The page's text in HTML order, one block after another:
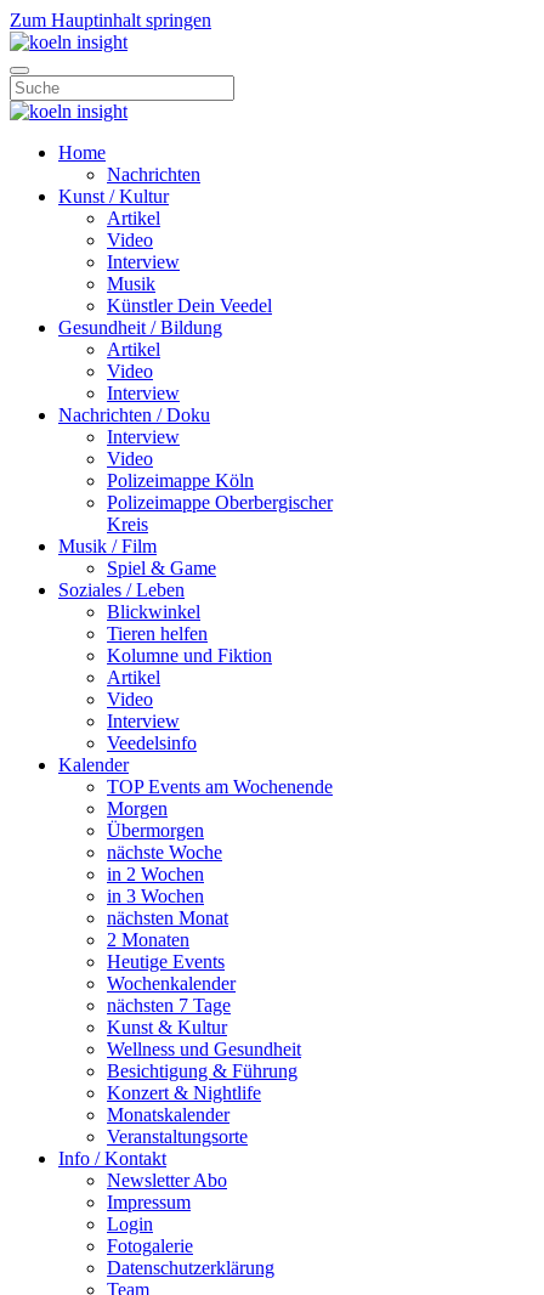
Zum Hauptinhalt springen
Home
Nachrichten
Kunst / Kultur
Artikel
Video
Interview
Musik
Künstler Dein Veedel
Gesundheit / Bildung
Artikel
Video
Interview
Nachrichten / Doku
Interview
Video
Polizeimappe Köln
Polizeimappe Oberbergischer
Kreis
Musik / Film
Spiel & Game
Soziales / Leben
Blickwinkel
Tieren helfen
Kolumne und Fiktion
Artikel
Video
Interview
Veedelsinfo
Kalender
TOP Events am Wochenende
Morgen
Übermorgen
nächste Woche
in 2 Wochen
in 3 Wochen
nächsten Monat
2 Monaten
Heutige Events
Wochenkalender
nächsten 7 Tage
Kunst & Kultur
Wellness und Gesundheit
Besichtigung & Führung
Konzert & Nightlife
Monatskalender
Veranstaltungsorte
Info / Kontakt
Newsletter Abo
Impressum
Login
Fotogalerie
Datenschutzerklärung
Team